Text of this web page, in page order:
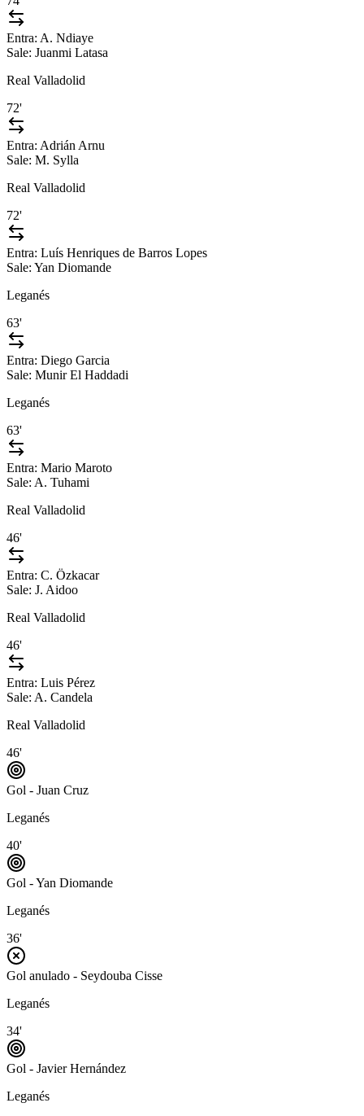
Entra: A. Ndiaye
Sale: Juanmi Latasa
Real Valladolid
72'
Entra: Adrián Arnu
Sale: M. Sylla
Real Valladolid
72'
Entra: Luís Henriques de Barros Lopes
Sale: Yan Diomande
Leganés
63'
Entra: Diego Garcia
Sale: Munir El Haddadi
Leganés
63'
Entra: Mario Maroto
Sale: A. Tuhami
Real Valladolid
46'
Entra: C. Özkacar
Sale: J. Aidoo
Real Valladolid
46'
Entra: Luis Pérez
Sale: A. Candela
Real Valladolid
46'
Gol - Juan Cruz
Leganés
40'
Gol - Yan Diomande
Leganés
36'
Gol anulado - Seydouba Cisse
Leganés
34'
Gol - Javier Hernández
Leganés